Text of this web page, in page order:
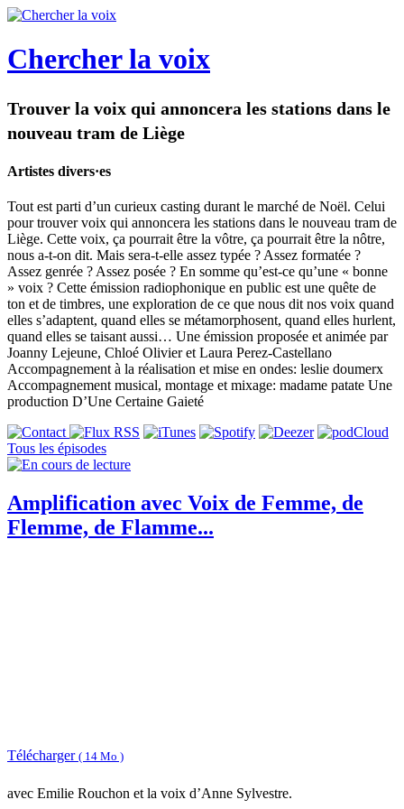
Chercher la voix
Trouver la voix qui annoncera les stations dans le
nouveau tram de Liège
Artistes divers·es
Tout est parti d’un curieux casting durant le marché de Noël. Celui
pour trouver voix qui annoncera les stations dans le nouveau tram de
Liège. Cette voix, ça pourrait être la vôtre, ça pourrait être la nôtre,
nous a-t-on dit. Mais sera-t-elle assez typée ? Assez formatée ?
Assez genrée ? Assez posée ? En somme qu’est-ce qu’une « bonne
» voix ? Cette émission radiophonique en public est une quête de
ton et de timbres, une exploration de ce que nous dit nos voix quand
elles s’adaptent, quand elles se métamorphosent, quand elles hurlent,
quand elles se taisant aussi… Une émission proposée et animée par
Joanny Lejeune, Chloé Olivier et Laura Perez-Castellano
Accompagnement à la réalisation et mise en ondes: leslie doumerx
Accompagnement musical, montage et mixage: madame patate Une
production D’Une Certaine Gaieté
Tous les épisodes
Amplification avec Voix de Femme, de
Flemme, de Flamme...
Télécharger ( 14 Mo )
avec Emilie Rouchon et la voix d’Anne Sylvestre.